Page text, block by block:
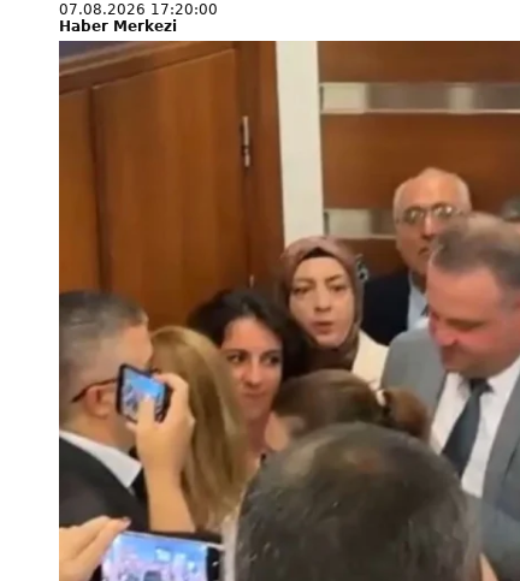
07.08.2026 17:20:00
Haber Merkezi